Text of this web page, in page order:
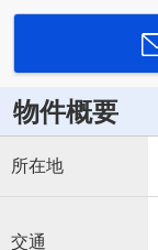
物件概要
所在地
交通